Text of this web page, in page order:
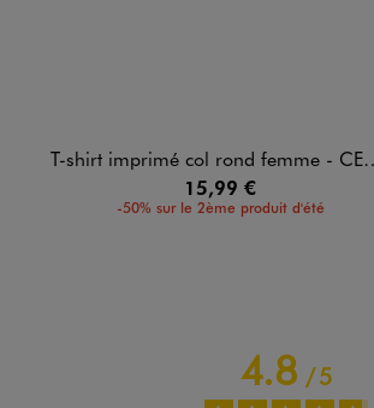
T-shirt imprimé col rond femme - CELINE DION
15,99 €
-50% sur le 2ème produit d'été
4.8/5